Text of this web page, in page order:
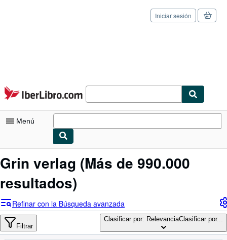
Pasar al contenido principal
IberLibro.com
Iniciar sesión
Menú
Mi cuenta
Consultar mis pedidos
Búsqueda avanzada
Colecciones
Grin verlag (Más de 990.000
resultados)
Refinar con la Búsqueda avanzada
Filtrar
Clasificar por: RelevanciaClasificar por...